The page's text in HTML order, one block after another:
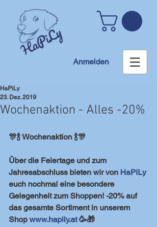
Anmelden
Wochenaktion - Alles -20%
HaPiLy
23. Dez. 2019
🎊🍾 Wochenaktion 🍾🎊
Über die Feiertage und zum
Jahresabschluss bieten wir von HaPiLy
euch nochmal eine besondere
Gelegenheit zum Shoppen! -20% auf
das gesamte Sortiment in unserem
Shop www.hapily.at 🥳🎁